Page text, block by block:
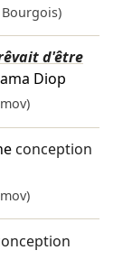
d'être
Diop
conception